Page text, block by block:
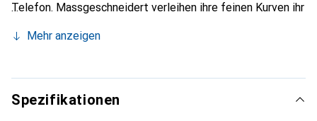
Telefon. Massgeschneidert verleihen ihre feinen Kurven ihr
unverzichtbaren Accessoire Ihres Smartphones.
die Marke Noreve eine sichere Wahl für eine
anspruchsvolle Klientel.
Mehr anzeigen
Spezifikationen